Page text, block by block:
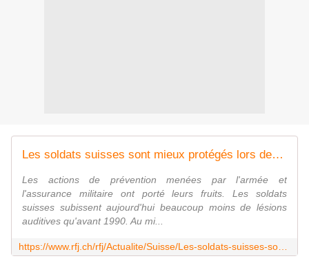
Les soldats suisses sont mieux protégés lors des tirs
Les actions de prévention menées par l'armée et
l'assurance militaire ont porté leurs fruits. Les soldats
suisses subissent aujourd'hui beaucoup moins de lésions
auditives qu'avant 1990. Au mi...